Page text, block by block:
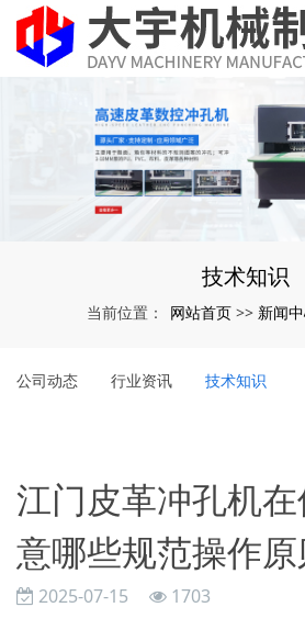
技术知识
当前位置： 网站首页 >> 新闻
公司动态 行业资讯 技术知识
江门皮革冲孔机
意哪些规范操作原
2025-07-15 1703